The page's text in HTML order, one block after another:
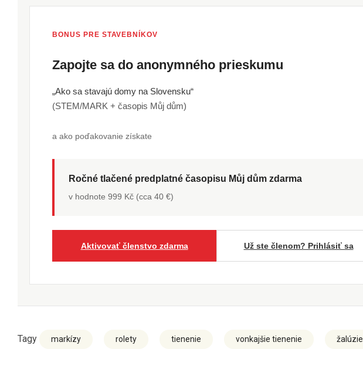
BONUS PRE STAVEBNÍKOV
Zapojte sa do anonymného prieskumu
„Ako sa stavajú domy na Slovensku“
(STEM/MARK + časopis Můj dům)
a ako poďakovanie získate
Ročné tlačené predplatné časopisu Můj dům zdarma
v hodnote 999 Kč (cca 40 €)
Aktivovať členstvo zdarma Už ste členom? Prihlásiť sa
Tagy markízy rolety tienenie vonkajšie tienenie žalúzie